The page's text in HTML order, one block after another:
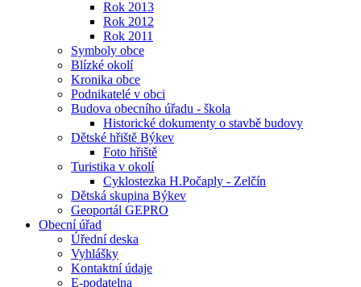
Rok 2013
Rok 2012
Rok 2011
Symboly obce
Blízké okolí
Kronika obce
Podnikatelé v obci
Budova obecního úřadu - škola
Historické dokumenty o stavbě budovy
Dětské hřiště Býkev
Foto hřiště
Turistika v okolí
Cyklostezka H.Počaply - Zelčín
Dětská skupina Býkev
Geoportál GEPRO
Obecní úřad
Úřední deska
Vyhlášky
Kontaktní údaje
E-podatelna